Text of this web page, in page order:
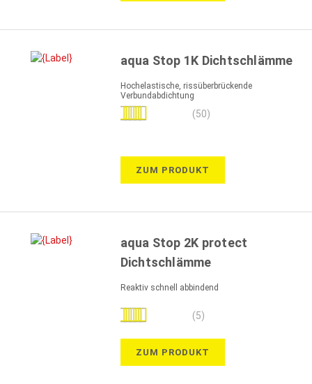
aqua Stop 1K Dichtschlämme
Hochelastische, rissüberbrückende
Verbundabdichtung
Bewertung:
(50)
ZUM PRODUKT
aqua Stop 2K protect
Dichtschlämme
Reaktiv schnell abbindend
Bewertung: (5)
ZUM PRODUKT